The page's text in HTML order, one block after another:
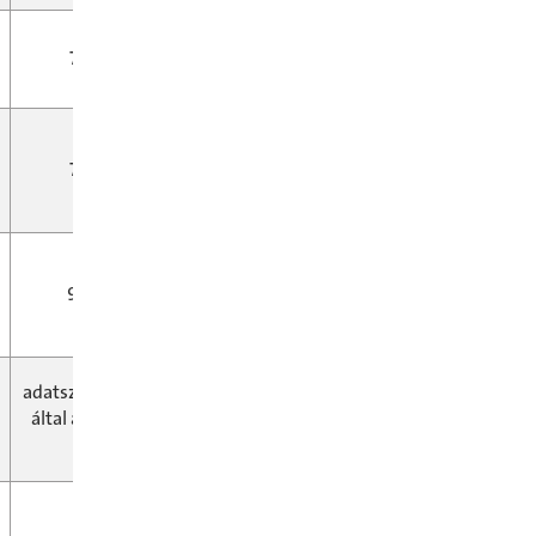
710,-
710,-
960,-
adatszolgáltató
által átterhelt